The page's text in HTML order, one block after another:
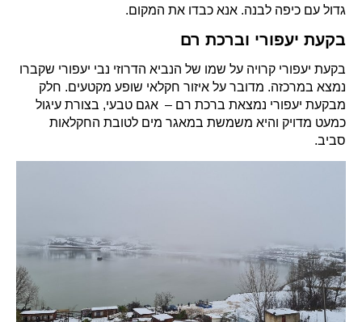
גדול עם כיפה לבנה. אנא כבדו את המקום.
בקעת יעפורי וברכת רם
בקעת יעפורי קרויה על שמו של הנביא הדרוזי נבי יעפורי שקברו
נמצא במרכזה. מדובר על איזור חקלאי שופע מקטעים. חלק
מבקעת יעפורי נמצאת ברכת רם – אגם טבעי, בצורת עיגול
כמעט מדויק והיא משמשת במאגר מים לטובת החקלאות
סביב.